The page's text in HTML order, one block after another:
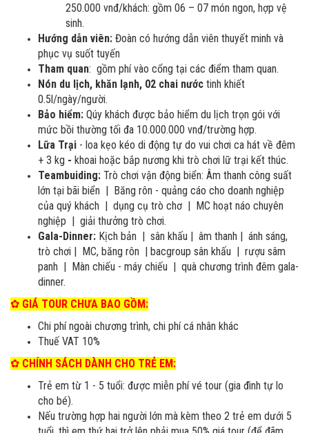
250.000 vnđ/khách: gồm 06 – 07 món ngon, hợp vệ
sinh.
Hướng dẫn viên: Đoàn có hướng dẫn viên thuyết minh và
phục vụ suốt tuyến
Tham quan: gồm phí vào cổng tại các điểm tham quan.
Nón du lịch, khăn lạnh, 02 chai nước tinh khiết
0.5l/ngày/người.
Bảo hiểm: Qúy khách được bảo hiểm du lịch trọn gói với
mức bồi thường tối đa 10.000.000 vnđ/trường hợp.
Lữa Trại - loa kẹo kéo di động tự do vui chơi ca hát về đêm
+ 3 kg - khoai hoặc bắp nương khi trò chơi lữ trại kết thúc.
Teambuiding: Trò chơi vận động biển: Âm thanh công suất
lớn tại bãi biển | Băng rôn - quảng cáo cho doanh nghiệp
của quý khách | dụng cụ trò chơ | MC hoạt náo chuyên
nghiệp | giải thưởng trò chơi.
Gala-Dinner: Kịch bản | sân khấu | âm thanh | ánh sáng,
trò chơi | MC, băng rôn | bacgroup sân khấu | rượu sâm
panh | Màn chiếu - máy chiếu | quà chương trình đêm gala-
dinner.
✿ GIÁ TOUR CHƯA BAO GỒM:
Chi phí ngoài chương trình, chi phí cá nhân khác
Thuế VAT 10%
✿ CHÍNH SÁCH DÀNH CHO TRẺ EM:
Trẻ em từ 1 - 5 tuổi: được miễn phí vé tour (gia đình tự lo
cho bé).
Nếu trường hợp hai người lớn mà kèm theo 2 trẻ em dưới 5